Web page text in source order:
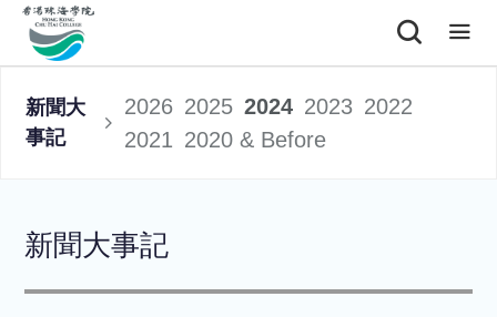
新聞大
事記
2026 2025 2024 2023 2022
2021 2020 & Before
新聞大事記